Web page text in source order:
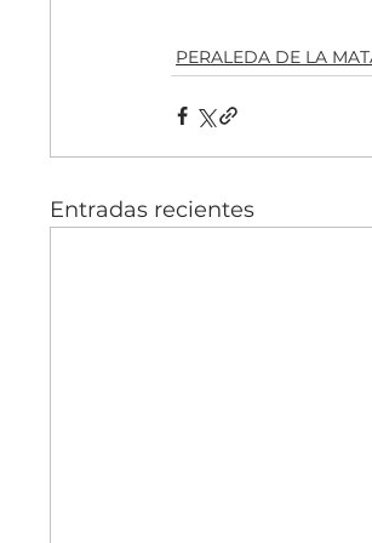
PERALEDA DE LA
Entradas recientes